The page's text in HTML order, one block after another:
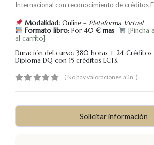
Internacional con reconocimiento de créditos
Modalidad:Online – Plataforma Virtual
Formato libro:Por 40 € mas
[Pincha
al carrito]
Duración del curso: 380 horas + 24
Diploma DQ con 15 créditos ECTS.
( No hay valoraciones aún. )
Solicitar información